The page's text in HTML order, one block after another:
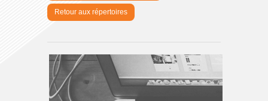
Retour aux répertoires